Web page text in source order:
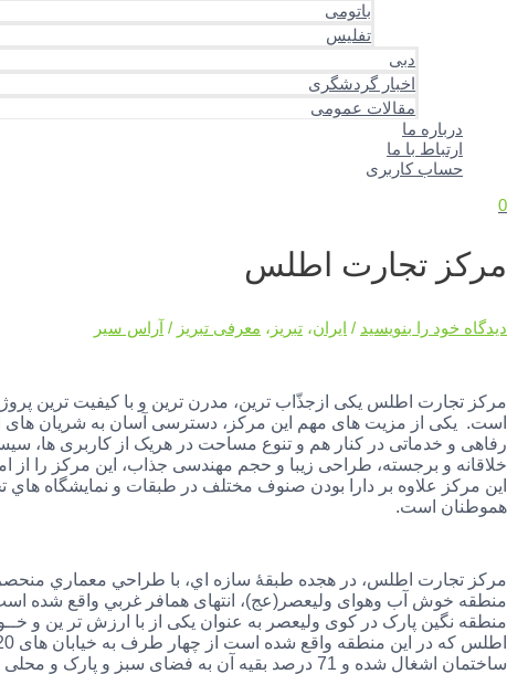
باتومی
تفلیس
دبی
اخبار گردشگری
مقالات عمومی
درباره ما
ارتباط با ما
حساب کاربری
0
مرکز تجارت اطلس
دیدگاه‌ خود را بنویسید / ایران، تبریز ، معرفی تبریز / آراس سیر
مرکز تجارت اطلس یکی ازجذّاب ‌ترین، مدرن‌ ترین و با کیفیت ‌ترین
است. یکی از مزیت ‌های مهم این مرکز، دسترسی آسان به شریان‌ های
خلاقانه و برجسته، طراحی زیبا و حجم مهندسی جذاب، این مرکز را از
اين مركز علاوه بر دارا بودن صنوف مختلف در طبقات و نمايشگاه‌
هموطنان است.
مرکز تجارت اطلس، در هجده طبقۀ سازه‌ اي، با طراحي معماري
منطقه خوش آب ‌وهوای ولیعصر(عج)، انتهای همافر غربي واقع شده
منطقه نگین پارک در کوی ولیعصر به عنوان یکی از با ارزش‌ تر ین و
ساختمان اشغال شده و 71 درصد بقیه آن به فضای سبز و پارک و محلی برای تفریح و گشت و گذار مراجعین اختصاص یافته است.